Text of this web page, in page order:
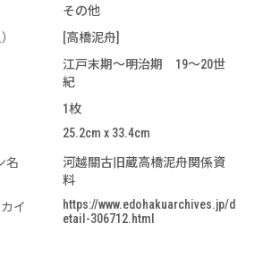
その他
[高橋泥舟]
江戸末期～明治期 19～20世
紀
1枚
25.2cm x 33.4cm
名
河越關古旧蔵高橋泥舟関係資
料
イ
https://www.edohakuarchives.jp/d
etail-306712.html